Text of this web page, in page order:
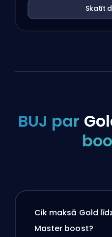
Skatīt
BUJ par
Cik maksā Gold
Master boost?